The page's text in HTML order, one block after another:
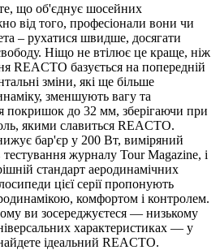
що об'єднує шосейних
від того, професіонали вони чи
– рухатися швидше, досягати
Ніщо не втілює це краще, ніж
REACTO базується на попередній
зміни, які ще більше
зменшують вагу та
покришок до 32 мм, зберігаючи при
якими славиться REACTO.
бар'єр у 200 Вт, виміряний
тестування журналу Tour Magazine, і
стандарт аеродинамічних
цієї серії пропонують
комфортом і контролем.
ви зосереджуєтеся — низькому
характеристиках — у
ідеальний REACTO.